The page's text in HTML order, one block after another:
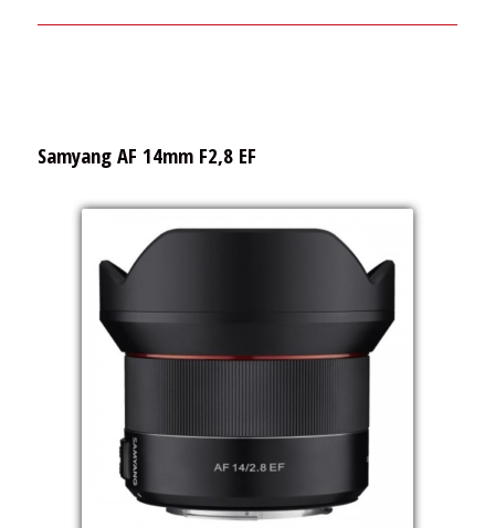
Samyang AF 14mm F2,8 EF